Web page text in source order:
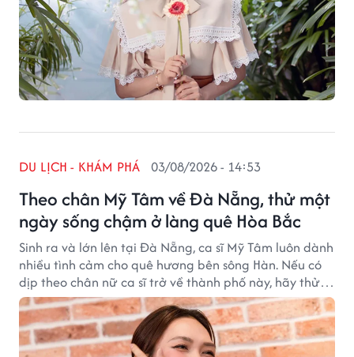
Theo chân Mỹ Tâm về Đà Nẵng, thử một
ngày sống chậm ở làng quê Hòa Bắc
DU LỊCH - KHÁM PHÁ 03/08/2026 - 14:53
Sinh ra và lớn lên tại Đà Nẵng, ca sĩ Mỹ Tâm luôn dành
nhiều tình cảm cho quê hương bên sông Hàn. Nếu có
dịp theo chân nữ ca sĩ trở về thành phố này, hãy thử
rời xa những bãi biển đông đúc để tìm đến xã Hòa Bắc
– nơi vẫn lưu giữ nhịp sống chậm, thiên nhiên nguyên
sơ và vẻ bình yên hiếm có.